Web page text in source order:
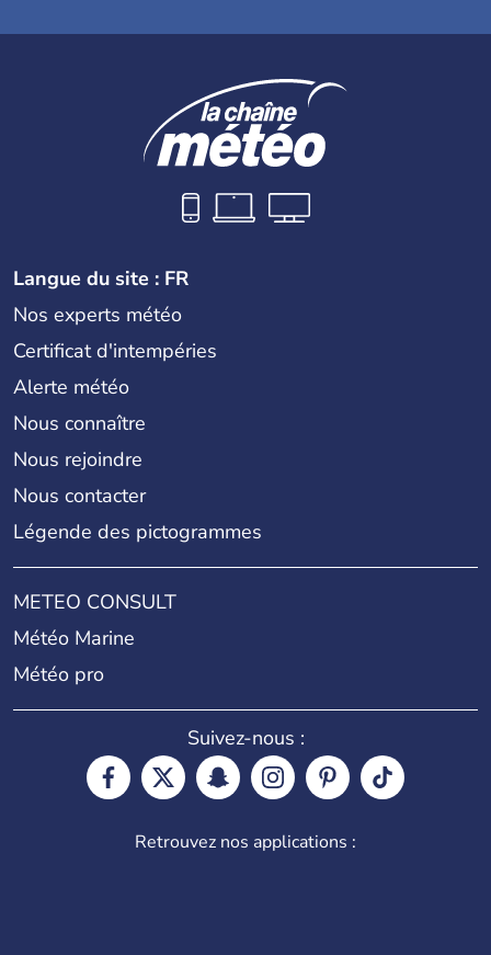
Langue du site : FR
Nos experts météo
Certificat d'intempéries
Alerte météo
Nous connaître
Nous rejoindre
Nous contacter
Légende des pictogrammes
METEO CONSULT
Météo Marine
Météo pro
Suivez-nous :
Retrouvez nos applications :